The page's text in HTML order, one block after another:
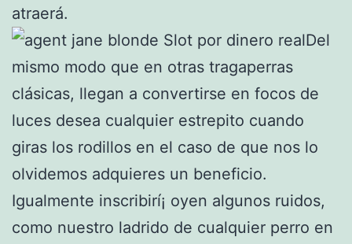
atraerá.
Del
mismo modo que en otras tragaperras
clásicas, llegan a convertirse en focos de
luces desea cualquier estrepito cuando
giras los rodillos en el caso de que nos lo
olvidemos adquieres un beneficio.
Igualmente inscribirí¡ oyen algunos ruidos,
como nuestro ladrido de cualquier perro en